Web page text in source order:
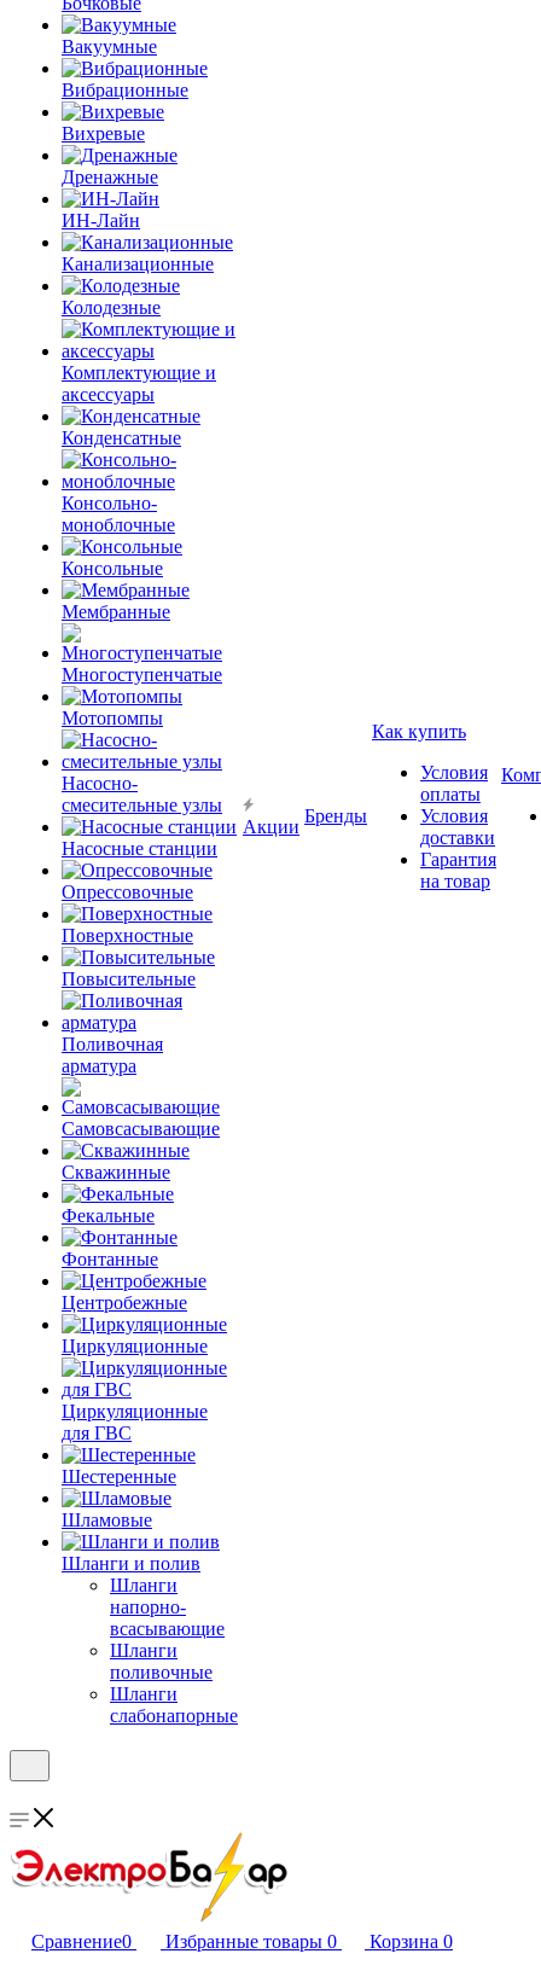
Вакуумные
Вибрационные
Вихревые
Дренажные
ИН-Лайн
Канализационные
Колодезные
Комплектующие и
аксессуары
Конденсатные
Консольно-
моноблочные
Консольные
Мембранные
Многоступенчатые
Мотопомпы
Насосно-
смесительные узлы
Насосные станции
Опрессовочные
Поверхностные
Повысительные
Поливочная
арматура
Самовсасывающие
Скважинные
Фекальные
Фонтанные
Центробежные
Циркуляционные
Циркуляционные
для ГВС
Шестеренные
Шламовые
Шланги и полив
Шланги
напорно-
всасывающие
Шланги
поливочные
Шланги
слабонапорные
Акции
Бренды
Как купить
Условия
оплаты
Условия
доставки
Гарантия
на товар
Сравнение0 Избранные товары 0 Корзина 0